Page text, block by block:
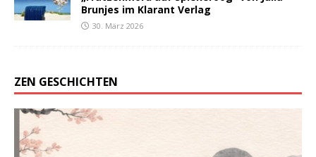
Brunjes im Klarant Verlag
30. März 2026
ZEN GESCHICHTEN